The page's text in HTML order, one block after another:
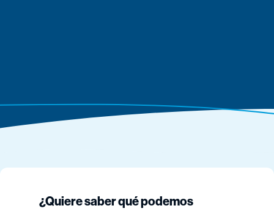
¿Quiere saber qué podemos